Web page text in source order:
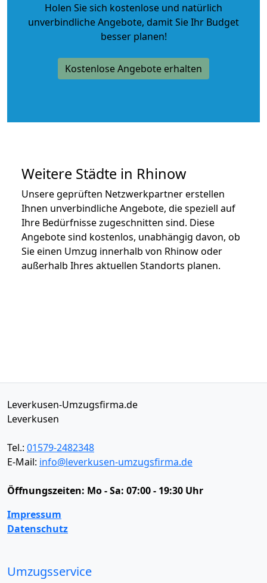
Holen Sie sich kostenlose und natürlich
unverbindliche Angebote, damit Sie Ihr Budget
besser planen!
Kostenlose Angebote erhalten
Weitere Städte in Rhinow
Unsere geprüften Netzwerkpartner erstellen
Ihnen unverbindliche Angebote, die speziell auf
Ihre Bedürfnisse zugeschnitten sind. Diese
Angebote sind kostenlos, unabhängig davon, ob
Sie einen Umzug innerhalb von Rhinow oder
außerhalb Ihres aktuellen Standorts planen.
Leverkusen-Umzugsfirma.de
Leverkusen
Tel.: 01579-2482348
E-Mail: info@leverkusen-umzugsfirma.de
Öffnungszeiten: Mo - Sa: 07:00 - 19:30 Uhr
Impressum
Datenschutz
Umzugsservice